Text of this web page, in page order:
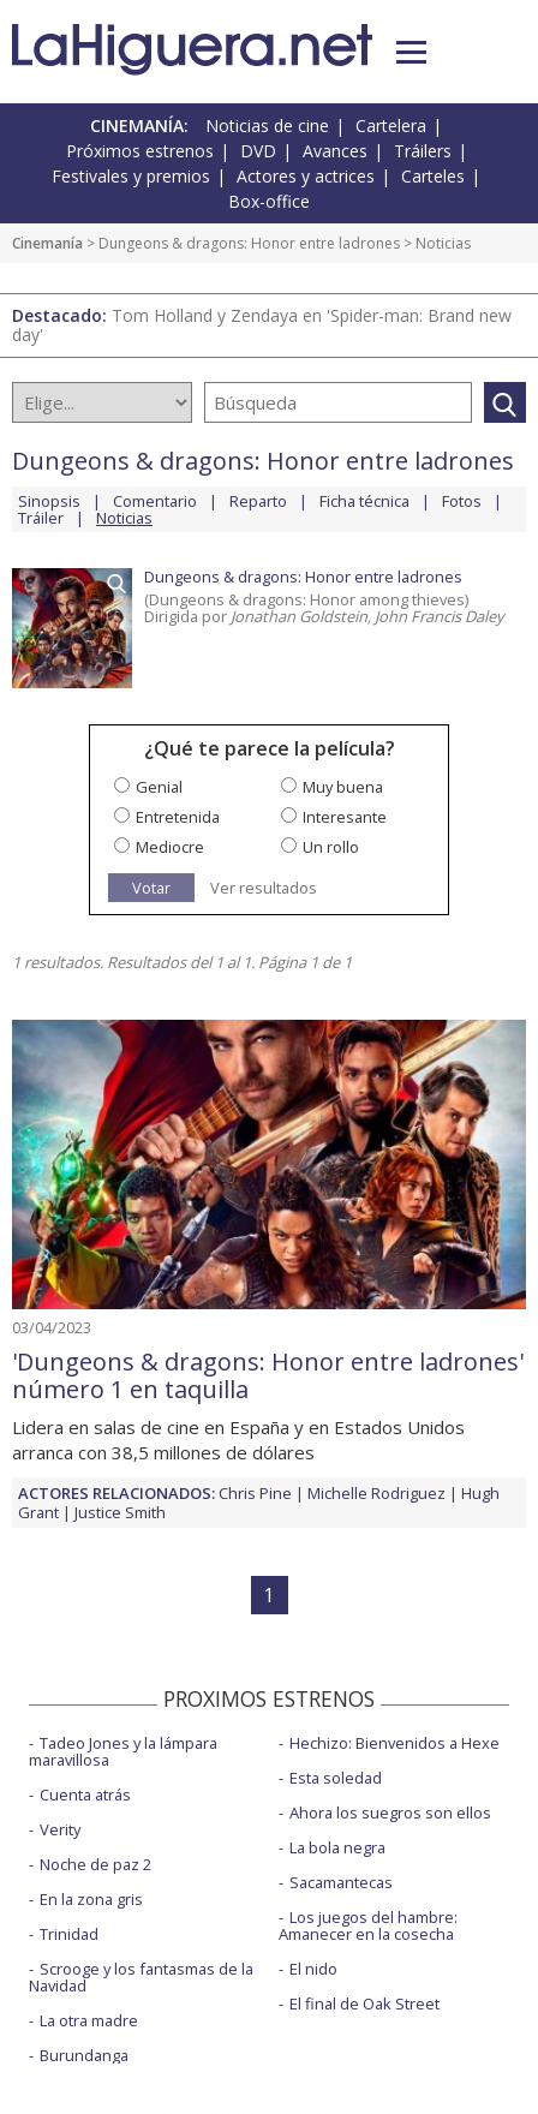
CINEMANÍA: Noticias de cine
Cartelera
Próximos estrenos
DVD Avances
Tráilers
Festivales y premios
Actores y actrices
Carteles
Box-office
Cinemanía > Dungeons & dragons: Honor entre ladrones > Noticias
Destacado: Tom Holland y Zendaya en 'Spider-man: Brand new
day'
Dungeons & dragons: Honor entre ladrones
Sinopsis Comentario Reparto Ficha técnica Fotos
Tráiler Noticias
Dungeons & dragons: Honor entre ladrones
(Dungeons & dragons: Honor among thieves)
Dirigida por Jonathan Goldstein, John Francis Daley
¿Qué te parece la película?
Genial
Muy buena
Entretenida
Interesante
Mediocre
Un rollo
Votar
Ver resultados
1 resultados. Resultados del 1 al 1. Página 1 de 1
03/04/2023
'Dungeons & dragons: Honor entre ladrones'
número 1 en taquilla
Lidera en salas de cine en España y en Estados Unidos
arranca con 38,5 millones de dólares
ACTORES RELACIONADOS:Chris Pine Michelle Rodriguez
Hugh
Grant
Justice Smith
1
PROXIMOS ESTRENOS
Tadeo Jones y la lámpara
maravillosa
Cuenta atrás
Verity
Noche de paz 2
En la zona gris
Trinidad
Scrooge y los fantasmas de la
Navidad
La otra madre
Burundanga
Hechizo: Bienvenidos a Hexe
Esta soledad
Ahora los suegros son ellos
La bola negra
Sacamantecas
Los juegos del hambre:
Amanecer en la cosecha
El nido
El final de Oak Street